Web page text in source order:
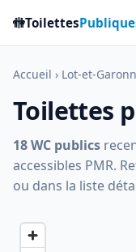
🚻Toilettes
Accueil › Lot-et-
Toilettes
18 WC publics
accessibles PMR.
ou dans la liste